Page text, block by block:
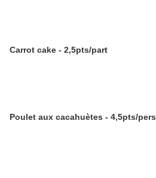
Carrot cake - 2,5pts/part
Poulet aux cacahuètes - 4,5pts/pers